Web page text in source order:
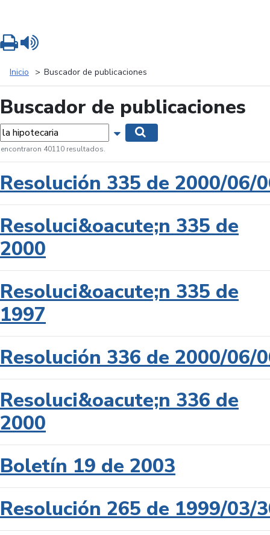
Inicio Buscador de publicaciones
Buscador de publicaciones
Mostrar opciones de búsqueda
encontraron 40110 resultados.
Resolución 335 de 2000/06/
Resoluci&oacute;n 335 de
2000
Resoluci&oacute;n 335 de
1997
Resolución 336 de 2000/06/
Resoluci&oacute;n 336 de
2000
Boletín 19 de 2003
Resolución 265 de 1999/03/
Imprimir